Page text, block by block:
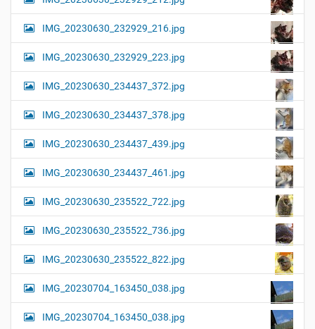
IMG_20230630_232929_216.jpg
IMG_20230630_232929_223.jpg
IMG_20230630_234437_372.jpg
IMG_20230630_234437_378.jpg
IMG_20230630_234437_439.jpg
IMG_20230630_234437_461.jpg
IMG_20230630_235522_722.jpg
IMG_20230630_235522_736.jpg
IMG_20230630_235522_822.jpg
IMG_20230704_163450_038.jpg
IMG_20230704_163450_038.jpg